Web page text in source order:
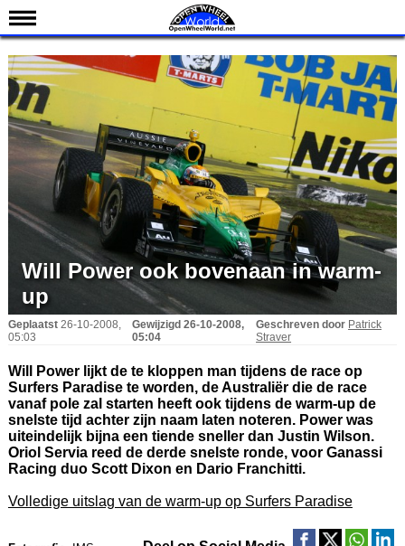
Nieuws
Kalender
Uitslagen
Standen
Coureurs
Teams
IndyCar 101
Indy 500
English
Will Power ook bovenaan in warm-
up
Geplaatst 26-10-2008,
05:03
Gewijzigd 26-10-2008,
05:04
Geschreven door Patrick
Straver
Will Power lijkt de te kloppen man tijdens de race op
Surfers Paradise te worden, de Australiër die de race
vanaf pole zal starten heeft ook tijdens de warm-up de
snelste tijd achter zijn naam laten noteren. Power was
uiteindelijk bijna een tiende sneller dan Justin Wilson.
Oriol Servia reed de derde snelste ronde, voor Ganassi
Racing duo Scott Dixon en Dario Franchitti.
Volledige uitslag van de warm-up op Surfers Paradise